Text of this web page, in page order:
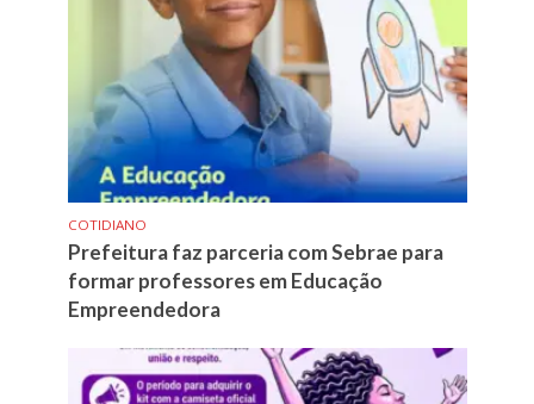
COTIDIANO
Prefeitura faz parceria com Sebrae para
formar professores em Educação
Empreendedora